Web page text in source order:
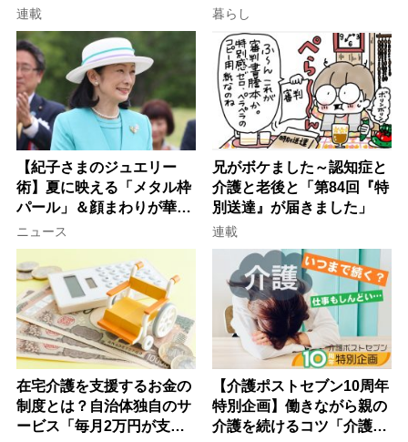
子が血の気が引いた理由
連載
行語大賞にノミネート、法
律にも明記されたが果たし
て現在は？
暮らし
【紀子さまのジュエリー
術】夏に映える「メタル枠
パール」＆顔まわりが華や
ぐ「揺れる一粒」の使い分
け方
ニュース
兄がボケました～認知症と
介護と老後と「第84回『特
別送達』が届きました」
連載
在宅介護を支援するお金の
制度とは？自治体独自のサ
ービス「毎月2万円が支給
【介護ポストセブン10周年
特別企画】働きながら親の
介護を続けるコツ「介護は